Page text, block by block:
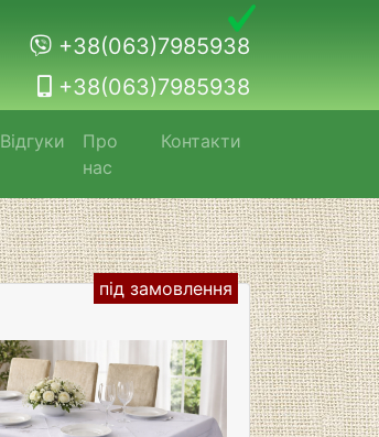
+38(063)7985938
+38(063)7985938
Відгуки
Про
нас
Контакти
під замовлення